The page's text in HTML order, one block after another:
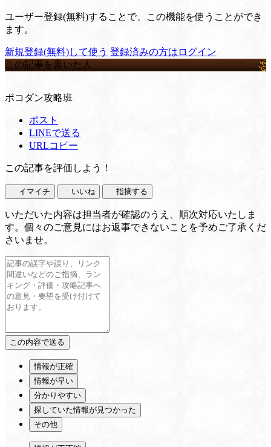
ユーザー登録(無料)することで、この機能を使うことができ
ます。
新規登録(無料)して使う 登録済みの方はログイン
この記事を書いた人
ポコダン攻略班
ポスト
LINEで送る
URLコピー
この記事を評価しよう！
イマイチ いいね 指摘する
いただいた内容は担当者が確認のうえ、順次対応いたしま
す。個々のご意見にはお返事できないことを予めご了承くだ
さいませ。
情報が正確
情報が早い
分かりやすい
探していた情報が見つかった
その他